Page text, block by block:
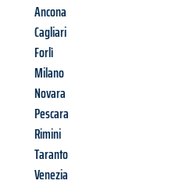
Ancona
Cagliari
Forlì
Milano
Novara
Pescara
Rimini
Taranto
Venezia